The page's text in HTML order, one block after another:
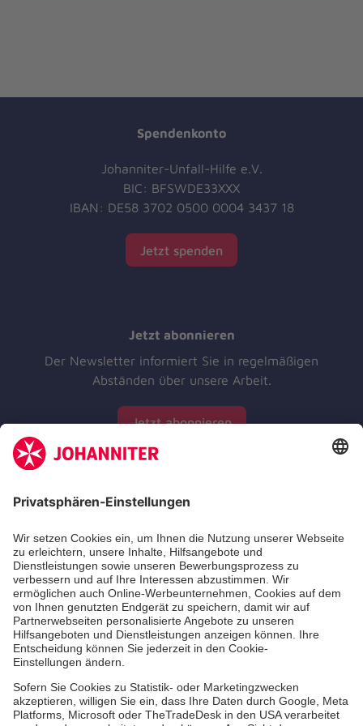
Spendenkonto
Johanniter-Unfall-Hilfe e.V.
BIC: BFSWDE33XXX
IBAN: DE58 3702 0500 0004 3437 18
Jetzt spenden
Jetzt abonnieren
Der Newsletter informiert Sie in regelmäßigen
Abständen über unsere Arbeit.
Jetzt abonnieren
Aus- & Fortbildungen
Jobs & Ehrenamt
Spendenprojekte